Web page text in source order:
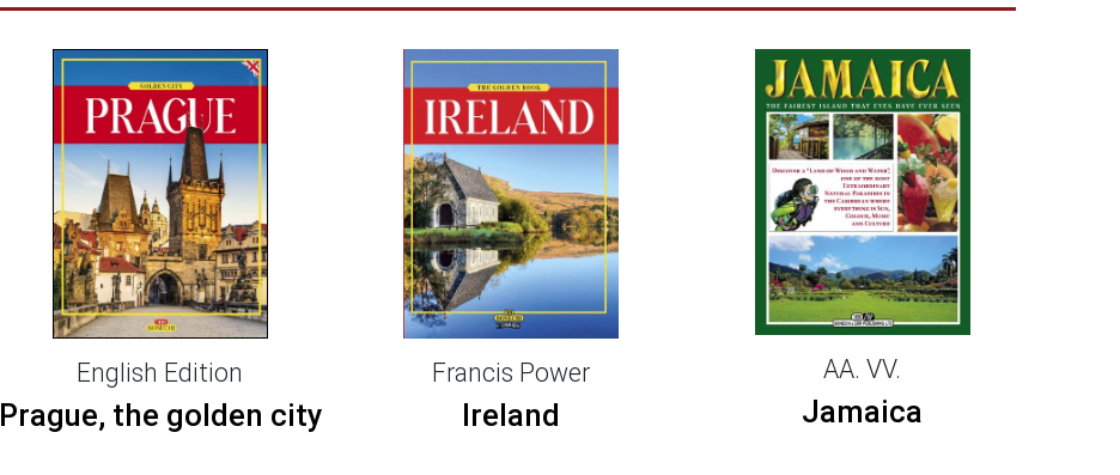
English Edition
Prague, the golden city
Francis Power
Ireland
AA. VV.
Jamaica